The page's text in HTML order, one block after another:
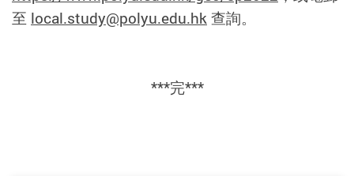
至 local.study@polyu.edu.hk查詢。
***完***